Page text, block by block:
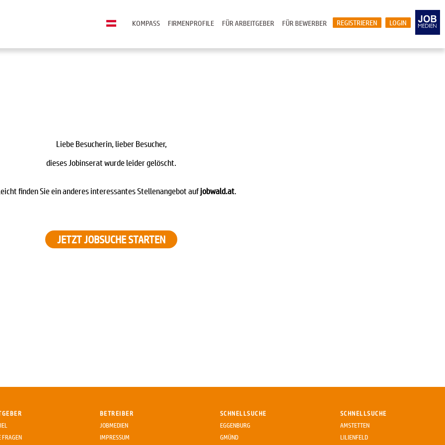
LOGIN
REGISTRIEREN
FÜR BEWERBER
FÜR ARBEITGEBER
FIRMENPROFILE
KOMPASS
Liebe Besucherin, lieber Besucher,
dieses Jobinserat wurde leider gelöscht.
finden Sie ein anderes interessantes Stellenangebot aufjobwald.at
JETZT JOBSUCHE STARTEN
FRAGEN
BETREIBER
JOBMEDIEN
IMPRESSUM
SCHNELLSUCHE
EGGENBURG
GMÜND
SCHNELLSUCHE
AMSTETTEN
LILIENFELD